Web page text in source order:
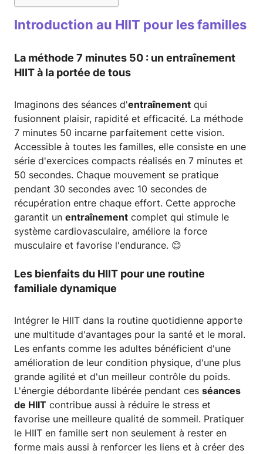
Introduction au HIIT pour les familles
La méthode 7 minutes 50 : unentraînement
HIITà la portée de tous
Imaginons des séances d'entraînement qui
fusionnent plaisir, rapidité et efficacité. La méthode
7 minutes 50 incarne parfaitement cette vision.
Accessible à toutes les familles, elle consiste en une
série d'exercices compacts réalisés en 7 minutes et
50 secondes. Chaque mouvement se pratique
pendant 30 secondes avec 10 secondes de
récupération entre chaque effort. Cette approche
garantit un entraînement complet qui stimule le
système cardiovasculaire, améliore la force
musculaire et favorise l'endurance. 😊
Les bienfaits du HIIT pour une routine
familiale dynamique
Intégrer le HIIT dans la routine quotidienne apporte
une multitude d'avantages pour la santé et le moral.
Les enfants comme les adultes bénéficient d'une
amélioration de leur condition physique, d'une plus
grande agilité et d'un meilleur contrôle du poids.
L'énergie débordante libérée pendant ces séances
de HIIT contribue aussi à réduire le stress et
favorise une meilleure qualité de sommeil. Pratiquer
le HIIT en famille sert non seulement à rester en
forme mais aussi à renforcer les liens et à créer des